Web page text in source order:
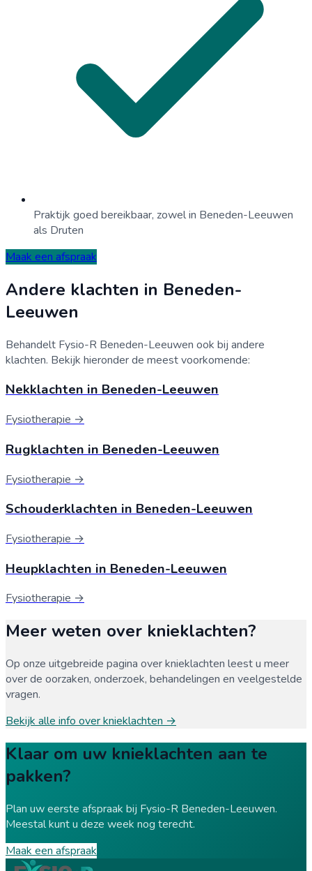
Praktijk goed bereikbaar, zowel in Beneden-Leeuwen
als Druten
Maak een afspraak
Andere klachten in Beneden-
Leeuwen
Behandelt Fysio-R Beneden-Leeuwen ook bij andere
klachten. Bekijk hieronder de meest voorkomende:
NekklachteninBeneden-Leeuwen
Fysiotherapie →
Rugklachten in Beneden-Leeuwen
Fysiotherapie →
SchouderklachteninBeneden-Leeuwen
Fysiotherapie →
Heupklachten in Beneden-Leeuwen
Fysiotherapie →
Meer weten over knieklachten?
Op onze uitgebreide pagina overknieklachten leest u meer
over de oorzaken, onderzoek, behandelingen en veelgestelde
vragen.
Bekijk alle info overknieklachten →
Klaar om uw knieklachten aan te
pakken?
Plan uw eerste afspraak bij Fysio-R Beneden-Leeuwen.
Meestal kunt u deze week nog terecht.
Maak een afspraak